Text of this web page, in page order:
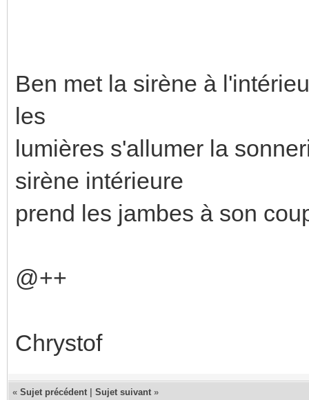
Ben met la sirène à
les
lumières s'allumer la
sirène intérieure
prend les jambes à son
@++
Chrystof
« Sujet précédent Sujet suivant »